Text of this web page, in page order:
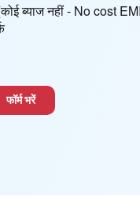
ब्याज नहीं - No cost
फॉर्म भरें